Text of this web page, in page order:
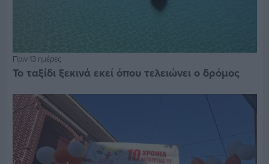
Πριν 13 ημέρες
Το ταξίδι ξεκινά εκεί όπου τελειώνει ο δρόμος